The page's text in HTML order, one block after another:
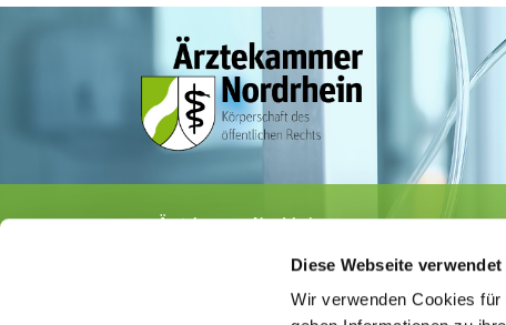
Diese Webseite
Wir verwenden Cookies
Ärztekammer Nordrhein
· Fax 0211 / 4302 2009
aerztekammer@aekno.de